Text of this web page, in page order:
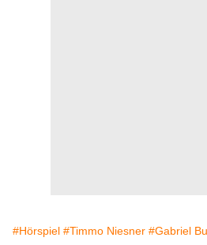
#Hörspiel #Timmo Niesner #Gabriel